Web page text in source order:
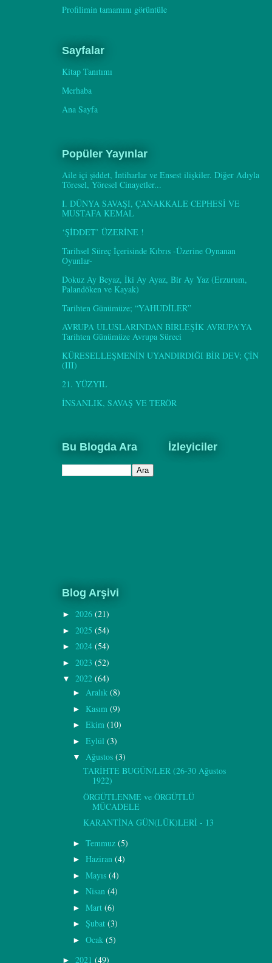
Profilimin tamamını görüntüle
Sayfalar
Kitap Tanıtımı
Merhaba
Ana Sayfa
Popüler Yayınlar
Aile içi şiddet, İntiharlar ve Ensest ilişkiler. Diğer Adıyla
Töresel, Yöresel Cinayetler...
I. DÜNYA SAVAŞI, ÇANAKKALE CEPHESİ VE
MUSTAFA KEMAL
‘ŞİDDET’ ÜZERİNE !
Tarihsel Süreç İçerisinde Kıbrıs -Üzerine Oynanan
Oyunlar-
Dokuz Ay Beyaz, İki Ay Ayaz, Bir Ay Yaz (Erzurum,
Palandöken ve Kayak)
Tarihten Günümüze; “YAHUDİLER”
AVRUPA ULUSLARINDAN BİRLEŞİK AVRUPA’YA
Tarihten Günümüze Avrupa Süreci
KÜRESELLEŞMENİN UYANDIRDIĞI BİR DEV; ÇİN
(III)
21. YÜZYIL
İNSANLIK, SAVAŞ VE TERÖR
Bu Blogda Ara İzleyiciler
Blog Arşivi
► 2026 (21)
► 2025 (54)
► 2024 (54)
► 2023 (52)
▼ 2022 (64)
► Aralık (8)
► Kasım (9)
► Ekim (10)
► Eylül (3)
▼ Ağustos (3)
TARİHTE BUGÜN/LER (26-30 Ağustos
1922)
ÖRGÜTLENME ve ÖRGÜTLÜ
MÜCADELE
KARANTİNA GÜN(LÜK)LERİ - 13
► Temmuz (5)
► Haziran (4)
► Mayıs (4)
► Nisan (4)
► Mart (6)
► Şubat (3)
► Ocak (5)
► 2021 (49)